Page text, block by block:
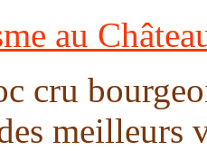
au
cru
meilleurs